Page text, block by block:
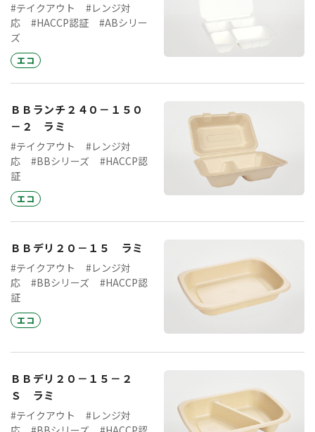
#テイクアウト
#レンジ対
応
#HACCP認証
#ABシリー
ズ
エコ
ＢＢランチ２４０－１５０
－２ ラミ
#テイクアウト
#レンジ対
応
#BBシリーズ
#HACCP認
証
エコ
ＢＢデリ２０－１５ ラミ
#テイクアウト
#レンジ対
応
#BBシリーズ
#HACCP認
証
エコ
ＢＢデリ２０－１５－２
Ｓ ラミ
#テイクアウト
#レンジ対